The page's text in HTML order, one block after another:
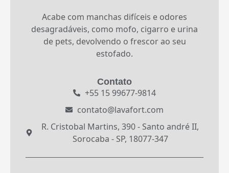
Acabe com manchas difíceis e odores
desagradáveis, como mofo, cigarro e urina
de pets, devolvendo o frescor ao seu
estofado.
Contato
+55 15 99677-9814
contato@lavafort.com
R. Cristobal Martins, 390 - Santo andré II,
Sorocaba - SP, 18077-347